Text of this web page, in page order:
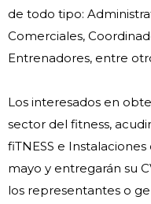
de todo tipo:
Comerciales,
Entrenadores, entre
Los interesados en
sector del fitness,
fiTNESS e
mayo y entregarán su
los representantes o